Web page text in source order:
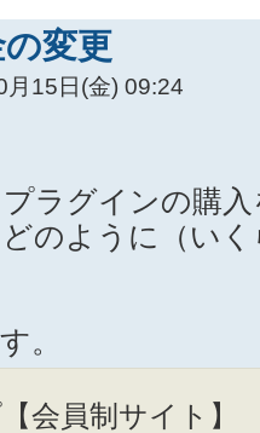
変更
月15日(金) 09:24
ラグインの購
のように（い
。
会員制サイト】